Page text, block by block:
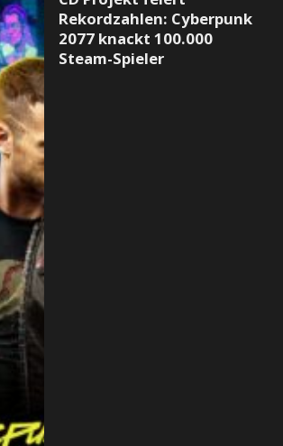
Rekordzahlen: Cyberpunk
2077 knackt 100.000
Steam-Spieler